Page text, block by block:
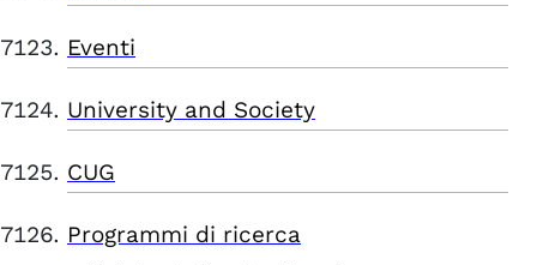
Eventi
University and Society
CUG
Programmi di ricerca